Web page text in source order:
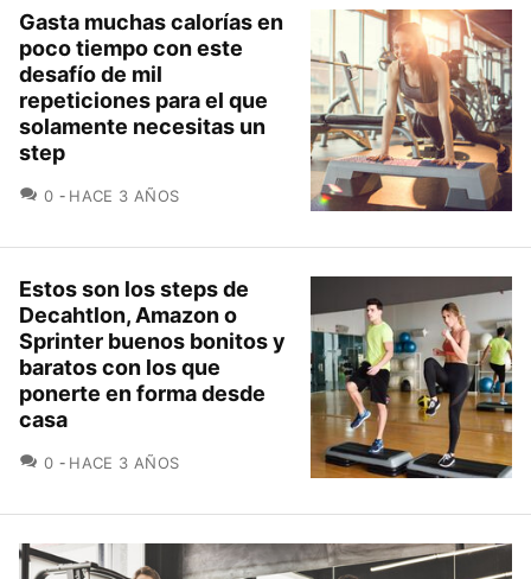
Gasta muchas calorías en
poco tiempo con este
desafío de mil
repeticiones para el que
solamente necesitas un
step
0 COMENTARIOS
HACE 3 AÑOS
Estos son los steps de
Decahtlon, Amazon o
Sprinter buenos bonitos y
baratos con los que
ponerte en forma desde
casa
0 COMENTARIOS
HACE 3 AÑOS